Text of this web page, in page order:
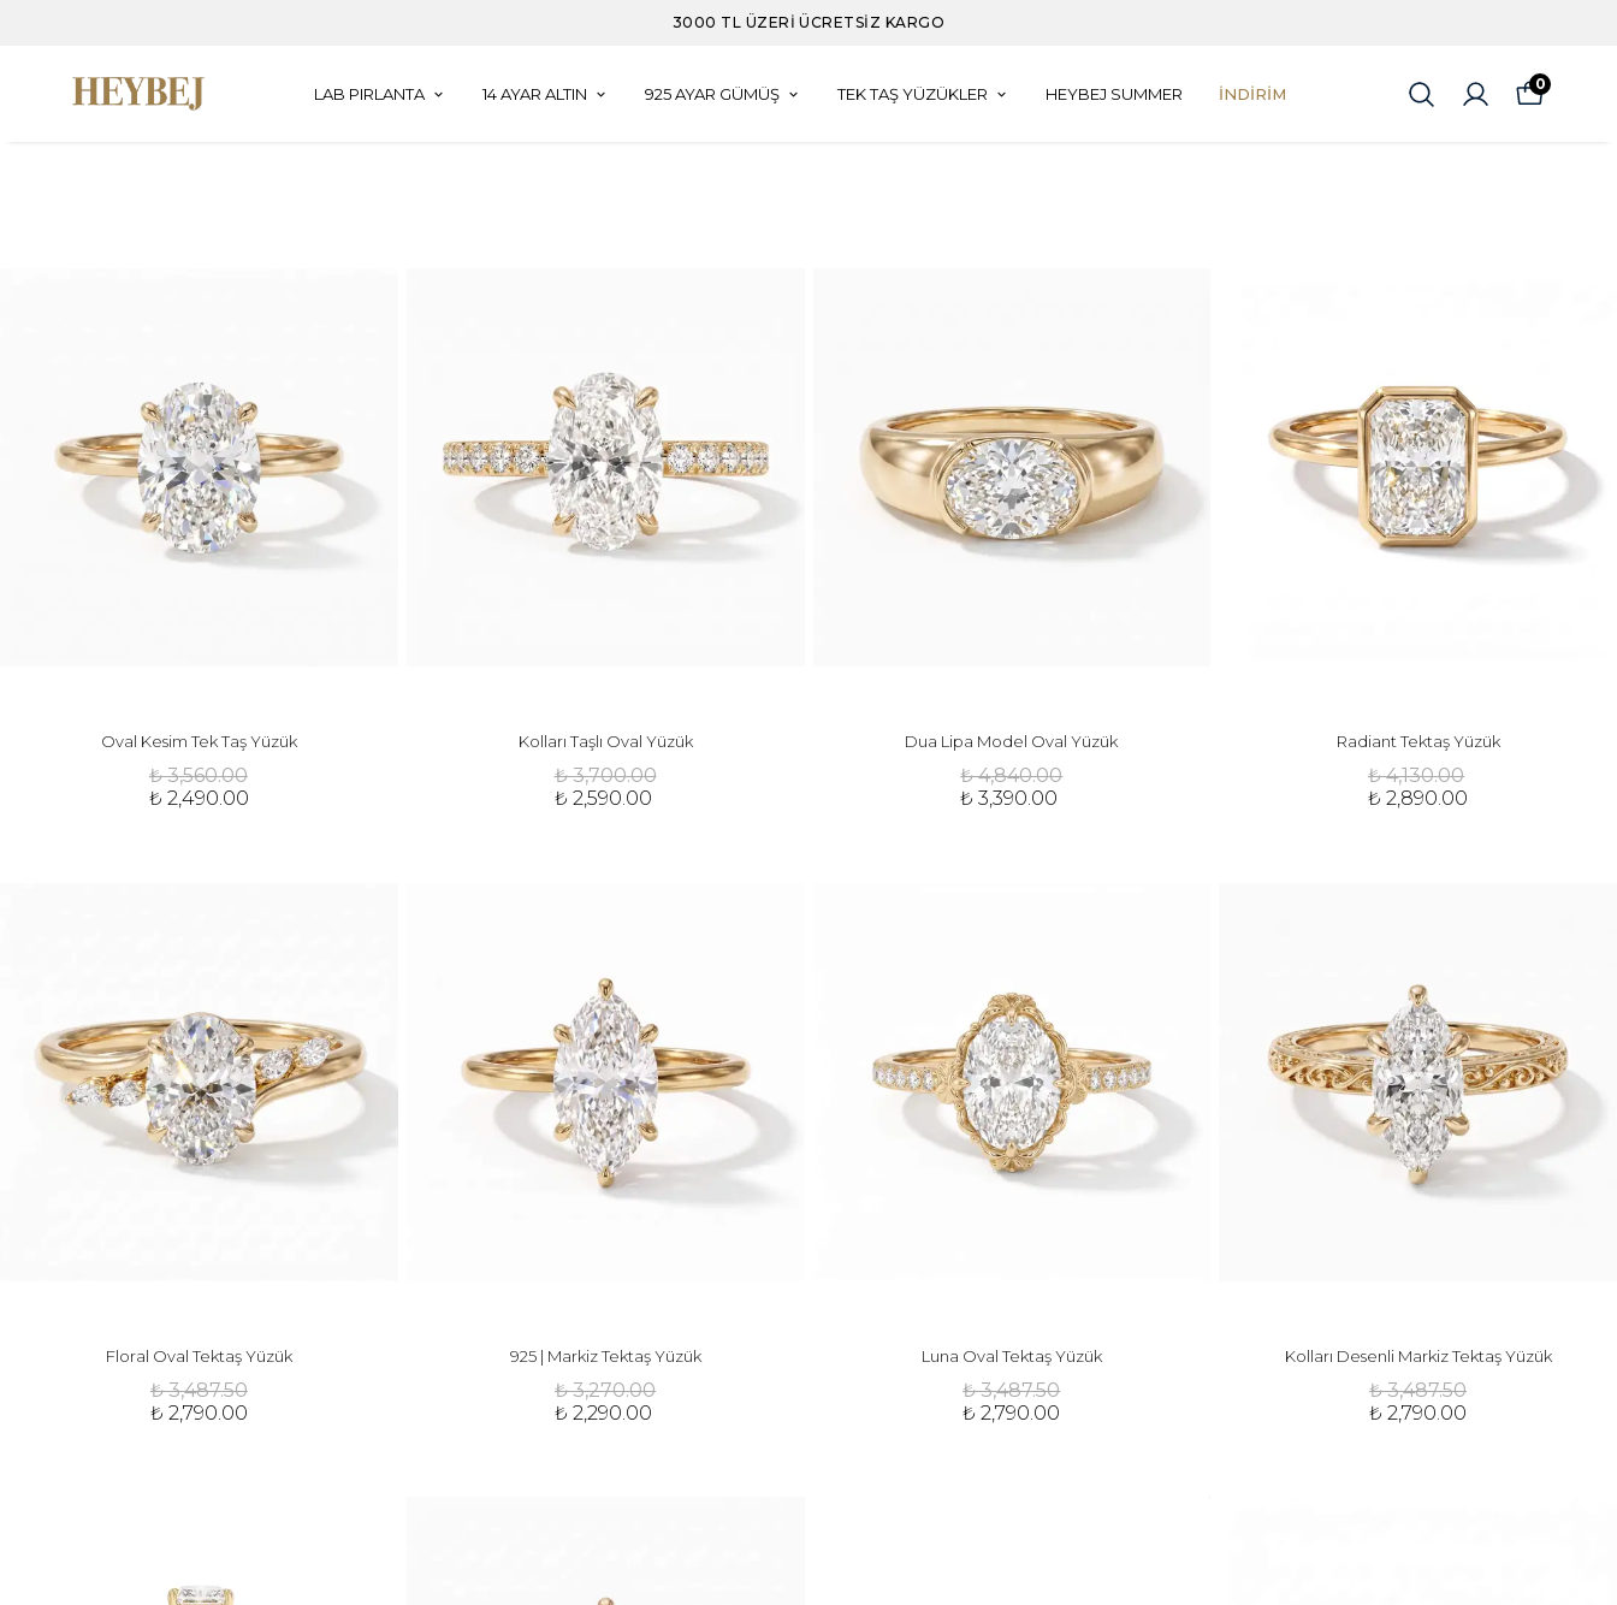
3000 TL VE ÜZERI ALIŞVERIŞLERDE DAMLA KÜPE HEDIYE
LAB PIRLANTA 14 AYAR ALTIN 925 AYAR GÜMÜŞ TEK TAŞ YÜZÜKLER HEYBEJ SUMMER İNDİRİM
0
Oval Kesim Tek Taş Yüzük
₺ 3,560.00
₺ 2,490.00
Kolları Taşlı Oval Yüzük
₺ 3,700.00
₺ 2,590.00
Dua Lipa Model Oval Yüzük
₺ 4,840.00
₺ 3,390.00
Radiant Tektaş Yüzük
₺ 4,130.00
₺ 2,890.00
Floral Oval Tektaş Yüzük
₺ 3,487.50
₺ 2,790.00
925 | Markiz Tektaş Yüzük
₺ 3,270.00
₺ 2,290.00
Luna Oval Tektaş Yüzük
₺ 3,487.50
₺ 2,790.00
Kolları Desenli Markiz Tektaş Yüzük
₺ 3,487.50
₺ 2,790.00